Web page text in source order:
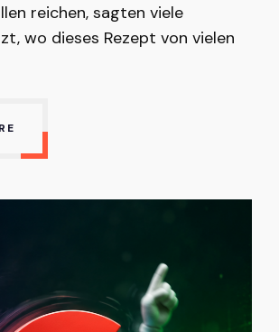
reichen, sagten viele
wo dieses Rezept von vielen